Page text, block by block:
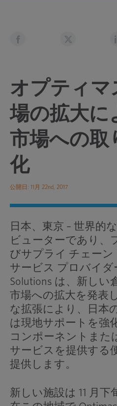
オプティマ
場の拡大に
市場への取
化
公開日: 11月 22nd, 2017
日本、東京 – 世界的
ビューターであり、
びサプライ チェー
サービス プロバイダ
Solutions は、新しい
市場への拡大を発表
な拡張により、日本
は現地サポートを強
コンポーネントまた
サービスを提供する
提供します。
新しい施設は 11 月